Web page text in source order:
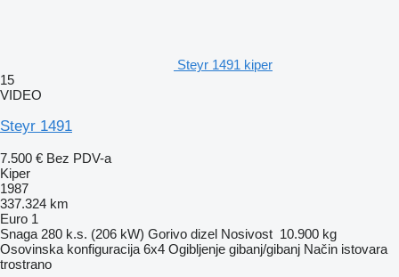
Steyr 1491 kiper
15
VIDEO
Steyr 1491
7.500 € Bez PDV-a
Kiper
1987
337.324 km
Euro 1
Snaga 280 k.s. (206 kW) Gorivo dizel Nosivost 10.900 kg
Osovinska konfiguracija 6x4 Ogibljenje gibanj/gibanj Način istovara
trostrano